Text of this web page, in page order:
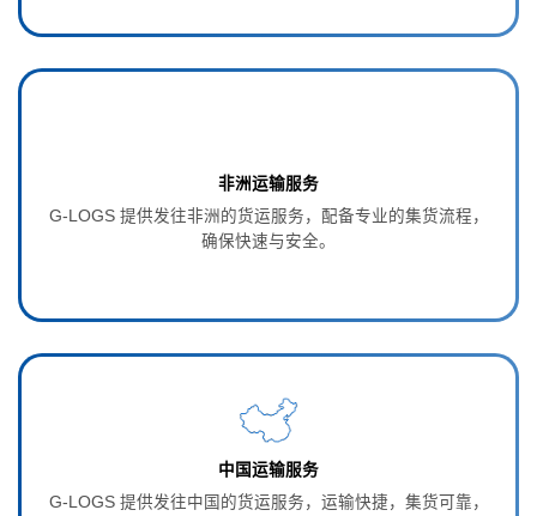
非洲运输服务
G‑LOGS 提供发往非洲的货运服务，配备专业的集货流程，
确保快速与安全。
中国运输服务
G‑LOGS 提供发往中国的货运服务，运输快捷，集货可靠，